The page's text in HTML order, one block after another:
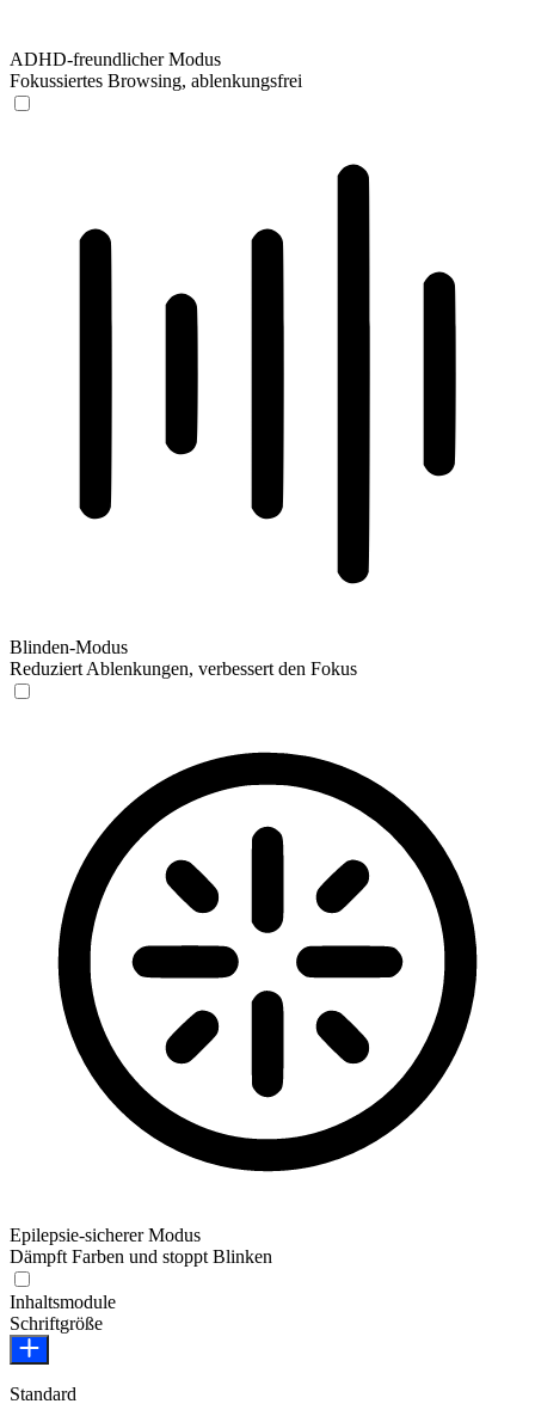
ADHD-freundlicher Modus
Fokussiertes Browsing, ablenkungsfrei
Blinden-Modus
Reduziert Ablenkungen, verbessert den Fokus
Epilepsie-sicherer Modus
Dämpft Farben und stoppt Blinken
Inhaltsmodule
Schriftgröße
Standard